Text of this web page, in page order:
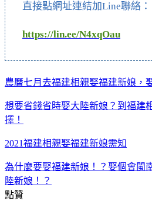
直接點網址連結加Line聯絡：
https://lin.ee/N4xqOau
農曆七月去福建相親娶福建新娘，
想要省錢省時娶大陸新娘？到福建
擇！
2021福建相親娶福建新娘需知
為什麼要娶福建新娘！？娶個會閩
陸新娘！？
點贊